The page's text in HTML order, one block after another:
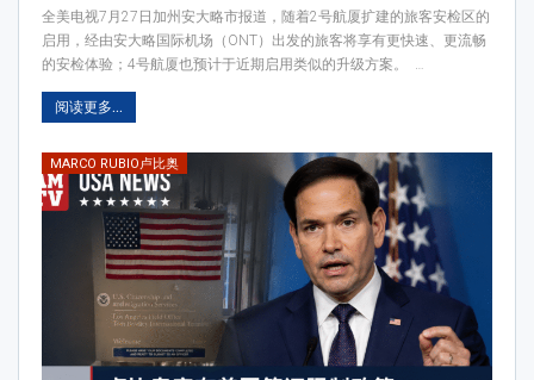
全美电视7月27日加州安大略市报道，随着2号航厦扩建的旅客安检区的
启用，经由安大略国际机场（ONT）出发的旅客将享有更快速、更流畅
的安检体验；4号航厦也预计于近期启用类似的升级方案。 …
阅读更多...
MARCO RUBIO卢比奥